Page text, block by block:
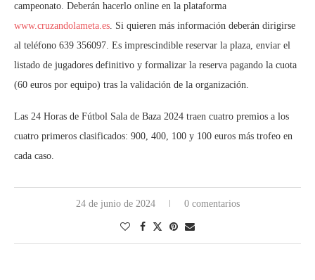
campeonato. Deberán hacerlo online en la plataforma
www.cruzandolameta.es. Si quieren más información deberán dirigirse
al teléfono 639 356097. Es imprescindible reservar la plaza, enviar el
listado de jugadores definitivo y formalizar la reserva pagando la cuota
(60 euros por equipo) tras la validación de la organización.
Las 24 Horas de Fútbol Sala de Baza 2024 traen cuatro premios a los
cuatro primeros clasificados: 900, 400, 100 y 100 euros más trofeo en
cada caso.
24 de junio de 2024 0 comentarios